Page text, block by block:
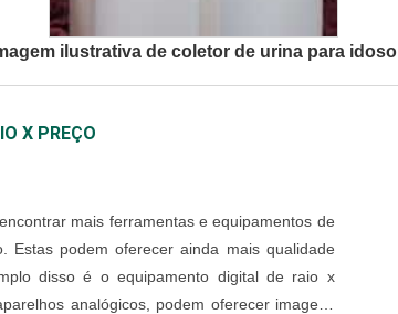
ilustrativa de coletor de urina para idoso
X PREÇO
mais ferramentas e equipamentos de
Estas podem oferecer ainda mais qualidade
disso é o equipamento digital de raio x
analógicos, podem oferecer imagens